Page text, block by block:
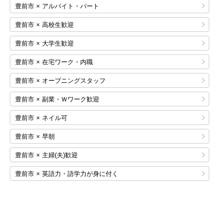
豊前市 × アルバイト・パート
豊前市 × 高校生歓迎
豊前市 × 大学生歓迎
豊前市 × 在宅ワーク・内職
豊前市 × オープニングスタッフ
豊前市 × 副業・Ｗワーク歓迎
豊前市 × ネイル可
豊前市 × 早朝
豊前市 × 主婦(夫)歓迎
豊前市 × 英語力・語学力が身に付く